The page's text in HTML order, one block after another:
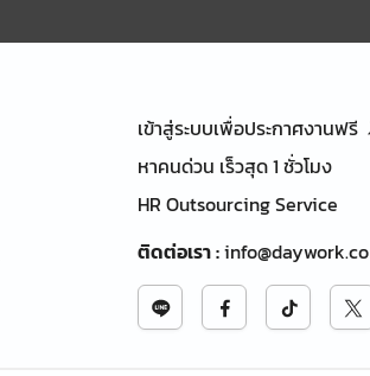
เข้าสู่ระบบเพื่อประกาศงานฟรี
หาคนด่วน เร็วสุด 1 ชั่วโมง
HR Outsourcing Service
ติดต่อเรา:info@daywork.co